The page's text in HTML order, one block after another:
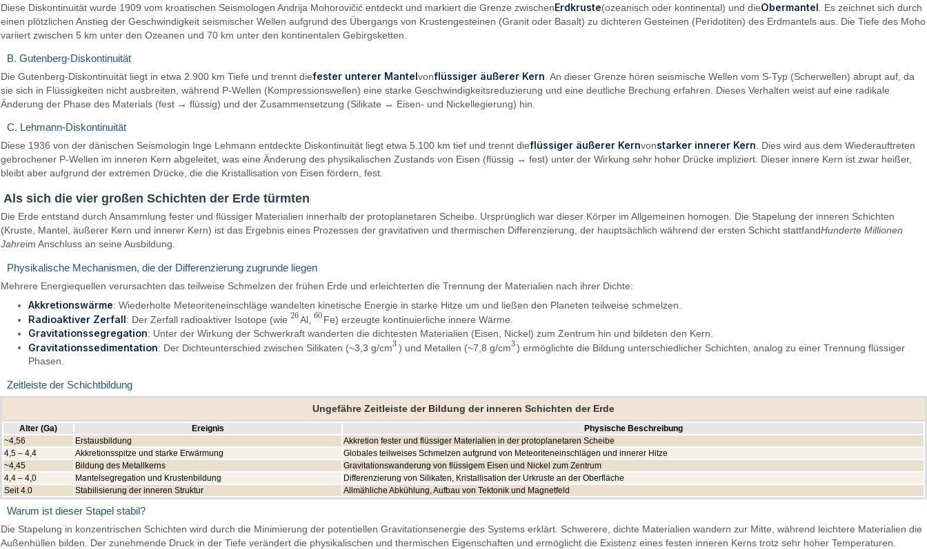
Diese Diskontinuität wurde 1909 vom kroatischen Seismologen Andrija Mohorovičić entdeckt und markiert die Grenze zwischenErdkruste(ozeanisch oder kontinental) und dieObermantel . Es zeichnet sich durch
einen plötzlichen Anstieg der Geschwindigkeit seismischer Wellen aufgrund des Übergangs von Krustengesteinen (Granit oder Basalt) zu dichteren Gesteinen (Peridotiten) des Erdmantels aus. Die Tiefe des Moho
variiert zwischen 5 km unter den Ozeanen und 70 km unter den kontinentalen Gebirgsketten.
B. Gutenberg-Diskontinuität
Die Gutenberg-Diskontinuität liegt in etwa 2.900 km Tiefe und trennt diefester unterer Mantelvonflüssiger äußerer Kern . An dieser Grenze hören seismische Wellen vom S-Typ (Scherwellen) abrupt auf, da
sie sich in Flüssigkeiten nicht ausbreiten, während P-Wellen (Kompressionswellen) eine starke Geschwindigkeitsreduzierung und eine deutliche Brechung erfahren. Dieses Verhalten weist auf eine radikale
Änderung der Phase des Materials (fest → flüssig) und der Zusammensetzung (Silikate → Eisen- und Nickellegierung) hin.
C. Lehmann-Diskontinuität
Diese 1936 von der dänischen Seismologin Inge Lehmann entdeckte Diskontinuität liegt etwa 5.100 km tief und trennt dieflüssiger äußerer Kernvonstarker innerer Kern . Dies wird aus dem Wiederauftreten
gebrochener P-Wellen im inneren Kern abgeleitet, was eine Änderung des physikalischen Zustands von Eisen (flüssig → fest) unter der Wirkung sehr hoher Drücke impliziert. Dieser innere Kern ist zwar heißer,
bleibt aber aufgrund der extremen Drücke, die die Kristallisation von Eisen fördern, fest.
Als sich die vier großen Schichten der Erde türmten
Die Erde entstand durch Ansammlung fester und flüssiger Materialien innerhalb der protoplanetaren Scheibe. Ursprünglich war dieser Körper im Allgemeinen homogen. Die Stapelung der inneren Schichten
(Kruste, Mantel, äußerer Kern und innerer Kern) ist das Ergebnis eines Prozesses der gravitativen und thermischen Differenzierung, der hauptsächlich während der ersten Schicht stattfandHunderte Millionen
Jahreim Anschluss an seine Ausbildung.
Physikalische Mechanismen, die der Differenzierung zugrunde liegen
Mehrere Energiequellen verursachten das teilweise Schmelzen der frühen Erde und erleichterten die Trennung der Materialien nach ihrer Dichte:
Akkretionswärme: Wiederholte Meteoriteneinschläge wandelten kinetische Energie in starke Hitze um und ließen den Planeten teilweise schmelzen.
Radioaktiver Zerfall: Der Zerfall radioaktiver Isotope (wie26
26Al,60
60Fe) erzeugte kontinuierliche innere Wärme.
Gravitationssegregation: Unter der Wirkung der Schwerkraft wanderten die dichtesten Materialien (Eisen, Nickel) zum Zentrum hin und bildeten den Kern.
Gravitationssedimentation: Der Dichteunterschied zwischen Silikaten (~3,3 g/cm3
3) und Metallen (~7,8 g/cm3
3) ermöglichte die Bildung unterschiedlicher Schichten, analog zu einer Trennung flüssiger
Phasen.
Zeitleiste der Schichtbildung
Ungefähre Zeitleiste der Bildung der inneren Schichten der Erde
Alter (Ga) Ereignis
Physische Beschreibung
~4,56
Erstausbildung
Akkretion fester und flüssiger Materialien in der protoplanetaren Scheibe
4,5 – 4,4
Akkretionsspitze und starke Erwärmung
Globales teilweises Schmelzen aufgrund von Meteoriteneinschlägen und innerer Hitze
~4,45
Bildung des Metallkerns
Gravitationswanderung von flüssigem Eisen und Nickel zum Zentrum
4,4 – 4,0
Mantelsegregation und Krustenbildung
Differenzierung von Silikaten, Kristallisation der Urkruste an der Oberfläche
Seit 4.0
Stabilisierung der inneren Struktur Allmähliche Abkühlung, Aufbau von Tektonik und Magnetfeld
Warum ist dieser Stapel stabil?
Die Stapelung in konzentrischen Schichten wird durch die Minimierung der potentiellen Gravitationsenergie des Systems erklärt. Schwerere, dichte Materialien wandern zur Mitte, während leichtere Materialien die
Außenhüllen bilden. Der zunehmende Druck in der Tiefe verändert die physikalischen und thermischen Eigenschaften und ermöglicht die Existenz eines festen inneren Kerns trotz sehr hoher Temperaturen.